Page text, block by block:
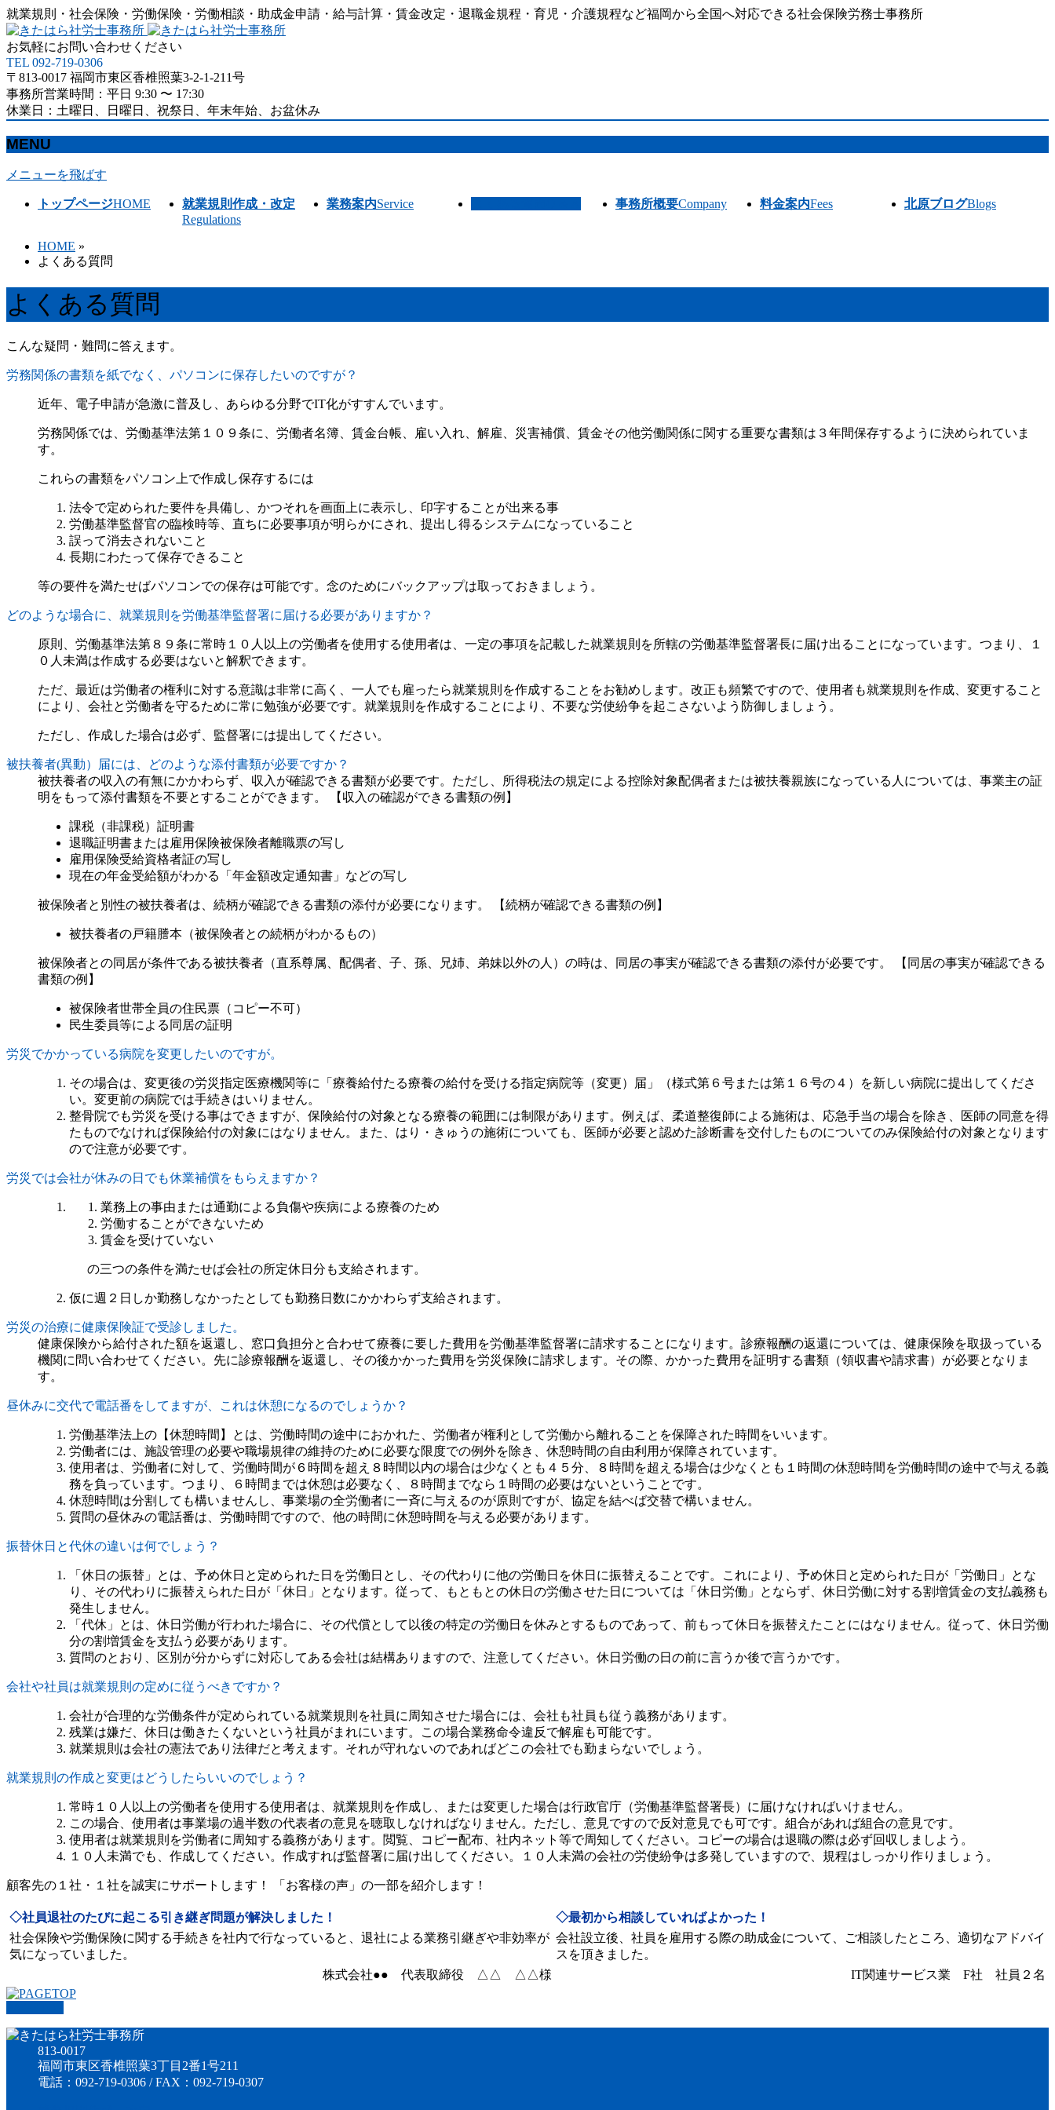
就業規則・社会保険・労働保険・労働相談・助成金申請・給与計算・賃金改定・退職金規程・育児・介護規程など福岡から全国へ対応できる社会保険労務士事務所
お気軽にお問い合わせください
TEL 092-719-0306
〒813-0017 福岡市東区香椎照葉3-2-1-211号
事務所営業時間：平日 9:30 〜 17:30
休業日：土曜日、日曜日、祝祭日、年末年始、お盆休み
MENU
メニューを飛ばす
トップページHOME
就業規則作成・改定
Regulations
業務案内Service 事務所概要Company 料金案内Fees 北原ブログBlogs
HOME »
よくある質問
よくある質問
こんな疑問・難問に答えます。
労務関係の書類を紙でなく、パソコンに保存したいのですが？
近年、電子申請が急激に普及し、あらゆる分野でIT化がすすんでいます。
労務関係では、労働基準法第１０９条に、労働者名簿、賃金台帳、雇い入れ、解雇、災害補償、賃金その他労働関係に関する重要な書類は３年間保存するように決められていま
す。
これらの書類をパソコン上で作成し保存するには
法令で定められた要件を具備し、かつそれを画面上に表示し、印字することが出来る事
労働基準監督官の臨検時等、直ちに必要事項が明らかにされ、提出し得るシステムになっていること
誤って消去されないこと
長期にわたって保存できること
等の要件を満たせばパソコンでの保存は可能です。念のためにバックアップは取っておきましょう。
どのような場合に、就業規則を労働基準監督署に届ける必要がありますか？
原則、労働基準法第８９条に常時１０人以上の労働者を使用する使用者は、一定の事項を記載した就業規則を所轄の労働基準監督署長に届け出ることになっています。つまり、１
０人未満は作成する必要はないと解釈できます。
ただ、最近は労働者の権利に対する意識は非常に高く、一人でも雇ったら就業規則を作成することをお勧めします。改正も頻繁ですので、使用者も就業規則を作成、変更すること
により、会社と労働者を守るために常に勉強が必要です。就業規則を作成することにより、不要な労使紛争を起こさないよう防御しましょう。
ただし、作成した場合は必ず、監督署には提出してください。
被扶養者(異動）届には、どのような添付書類が必要ですか？
被扶養者の収入の有無にかかわらず、収入が確認できる書類が必要です。ただし、所得税法の規定による控除対象配偶者または被扶養親族になっている人については、事業主の証
明をもって添付書類を不要とすることができます。 【収入の確認ができる書類の例】
課税（非課税）証明書
退職証明書または雇用保険被保険者離職票の写し
雇用保険受給資格者証の写し
現在の年金受給額がわかる「年金額改定通知書」などの写し
被保険者と別性の被扶養者は、続柄が確認できる書類の添付が必要になります。 【続柄が確認できる書類の例】
被扶養者の戸籍謄本（被保険者との続柄がわかるもの）
被保険者との同居が条件である被扶養者（直系尊属、配偶者、子、孫、兄姉、弟妹以外の人）の時は、同居の事実が確認できる書類の添付が必要です。 【同居の事実が確認できる
書類の例】
被保険者世帯全員の住民票（コピー不可）
民生委員等による同居の証明
労災でかかっている病院を変更したいのですが。
その場合は、変更後の労災指定医療機関等に「療養給付たる療養の給付を受ける指定病院等（変更）届」（様式第６号または第１６号の４）を新しい病院に提出してくださ
い。変更前の病院では手続きはいりません。
整骨院でも労災を受ける事はできますが、保険給付の対象となる療養の範囲には制限があります。例えば、柔道整復師による施術は、応急手当の場合を除き、医師の同意を得
たものでなければ保険給付の対象にはなりません。また、はり・きゅうの施術についても、医師が必要と認めた診断書を交付したものについてのみ保険給付の対象となります
ので注意が必要です。
労災では会社が休みの日でも休業補償をもらえますか？
業務上の事由または通勤による負傷や疾病による療養のため
労働することができないため
賃金を受けていない
の三つの条件を満たせば会社の所定休日分も支給されます。
仮に週２日しか勤務しなかったとしても勤務日数にかかわらず支給されます。
労災の治療に健康保険証で受診しました。
健康保険から給付された額を返還し、窓口負担分と合わせて療養に要した費用を労働基準監督署に請求することになります。診療報酬の返還については、健康保険を取扱っている
機関に問い合わせてください。先に診療報酬を返還し、その後かかった費用を労災保険に請求します。その際、かかった費用を証明する書類（領収書や請求書）が必要となりま
す。
昼休みに交代で電話番をしてますが、これは休憩になるのでしょうか？
労働基準法上の【休憩時間】とは、労働時間の途中におかれた、労働者が権利として労働から離れることを保障された時間をいいます。
労働者には、施設管理の必要や職場規律の維持のために必要な限度での例外を除き、休憩時間の自由利用が保障されています。
使用者は、労働者に対して、労働時間が６時間を超え８時間以内の場合は少なくとも４５分、８時間を超える場合は少なくとも１時間の休憩時間を労働時間の途中で与える義
務を負っています。つまり、６時間までは休憩は必要なく、８時間までなら１時間の必要はないということです。
休憩時間は分割しても構いませんし、事業場の全労働者に一斉に与えるのが原則ですが、協定を結べば交替で構いません。
質問の昼休みの電話番は、労働時間ですので、他の時間に休憩時間を与える必要があります。
振替休日と代休の違いは何でしょう？
「休日の振替」とは、予め休日と定められた日を労働日とし、その代わりに他の労働日を休日に振替えることです。これにより、予め休日と定められた日が「労働日」とな
り、その代わりに振替えられた日が「休日」となります。従って、もともとの休日の労働させた日については「休日労働」とならず、休日労働に対する割増賃金の支払義務も
発生しません。
「代休」とは、休日労働が行われた場合に、その代償として以後の特定の労働日を休みとするものであって、前もって休日を振替えたことにはなりません。従って、休日労働
分の割増賃金を支払う必要があります。
質問のとおり、区別が分からずに対応してある会社は結構ありますので、注意してください。休日労働の日の前に言うか後で言うかです。
会社や社員は就業規則の定めに従うべきですか？
会社が合理的な労働条件が定められている就業規則を社員に周知させた場合には、会社も社員も従う義務があります。
残業は嫌だ、休日は働きたくないという社員がまれにいます。この場合業務命令違反で解雇も可能です。
就業規則は会社の憲法であり法律だと考えます。それが守れないのであればどこの会社でも勤まらないでしょう。
就業規則の作成と変更はどうしたらいいのでしょう？
常時１０人以上の労働者を使用する使用者は、就業規則を作成し、または変更した場合は行政官庁（労働基準監督署長）に届けなければいけません。
この場合、使用者は事業場の過半数の代表者の意見を聴取しなければなりません。ただし、意見ですので反対意見でも可です。組合があれば組合の意見です。
使用者は就業規則を労働者に周知する義務があります。閲覧、コピー配布、社内ネット等で周知してください。コピーの場合は退職の際は必ず回収しましよう。
１０人未満でも、作成してください。作成すれば監督署に届け出してください。１０人未満の会社の労使紛争は多発していますので、規程はしっかり作りましょう。
顧客先の１社・１社を誠実にサポートします！ 「お客様の声」の一部を紹介します！
◇社員退社のたびに起こる引き継ぎ問題が解決しました！
◇最初から相談していればよかった！
社会保険や労働保険に関する手続きを社内で行なっていると、退社による業務引継ぎや非効率が
気になっていました。
会社設立後、社員を雇用する際の助成金について、ご相談したところ、適切なアドバイ
スを頂きました。
株式会社●● 代表取締役 △△ △△様 IT関連サービス業 F社 社員２名
813-0017
福岡市東区香椎照葉3丁目2番1号211
電話：092-719-0306 / FAX：092-719-0307